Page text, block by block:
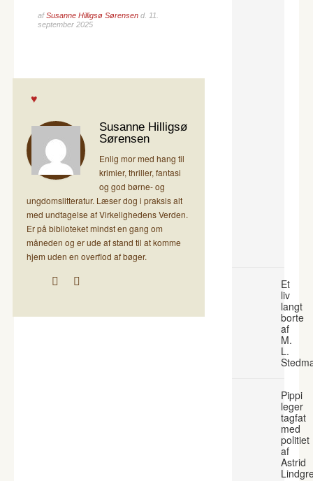
afSusanne Hilligsø Sørensen d. 11.
september 2025
Susanne Hilligsø
Sørensen
Enlig mor med hang til
krimier, thriller, fantasi
og god børne- og
ungdomslitteratur. Læser dog i praksis alt
med undtagelse af Virkelighedens Verden.
Er på biblioteket mindst en gang om
måneden og er ude af stand til at komme
hjem uden en overflod af bøger.
Et
liv
langt
borte
af
M.
L.
Pippi
leger
tagfat
med
politiet
af
Astrid